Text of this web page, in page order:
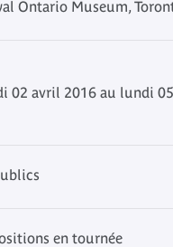
Ontario Museum,
02 avril 2016 au lundi
en tournée